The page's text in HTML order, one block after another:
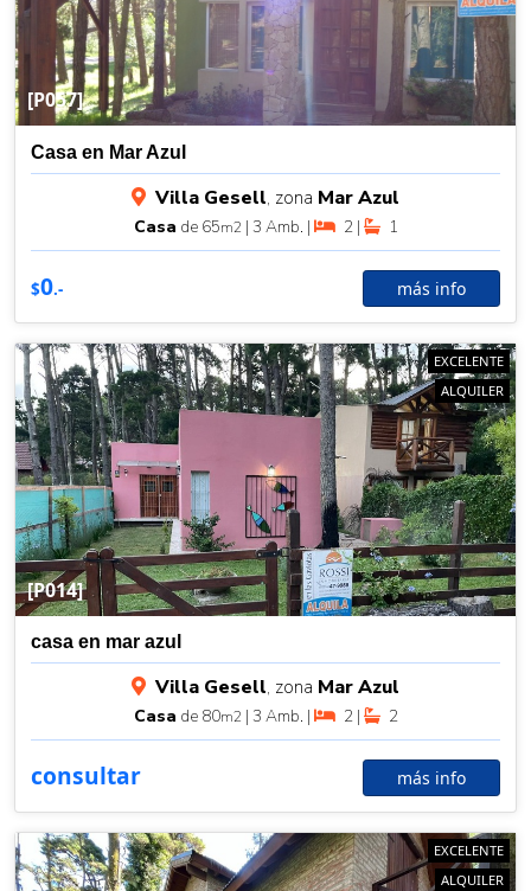
[P057]
Casa en Mar Azul
Villa Gesell, zona Mar Azul
Casa de 65m2 | 3 Amb. | 2 | 1
$0.- más info
[P014]
EXCELENTE
ALQUILER
casa en mar azul
Villa Gesell, zona Mar Azul
Casa de 80m2 | 3 Amb. | 2 | 2
consultar más info
EXCELENTE
ALQUILER